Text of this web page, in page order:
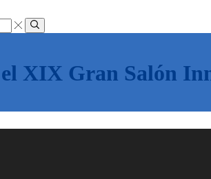
Search
XIX Gran Salón